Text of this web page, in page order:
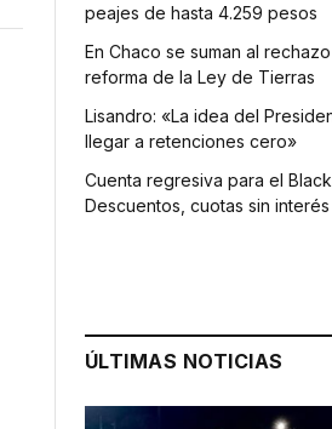
peajes de hasta 4.259 pesos
En Chaco se suman al
reforma de la Ley de Tierras
Lisandro: «La idea del
llegar a retenciones cero»
Cuenta regresiva para el
Descuentos, cuotas sin
ÚLTIMAS NOTICIAS